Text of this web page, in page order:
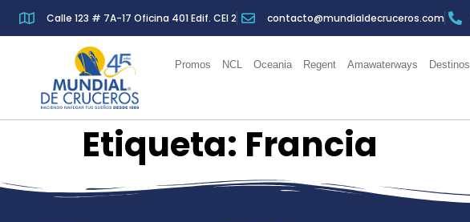
Calle 123 # 7A-17 Oficina 401 Edif. CEI 2 contacto@mundialdecruceros.com
Promos NCL Oceania Regent Amawaterways Destinos
Etiqueta: Francia